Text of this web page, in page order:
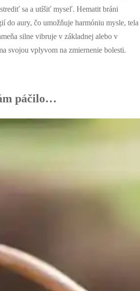
sa a utíšiť myseľ. Hematit bráni
do aury, čo umožňuje harmóniu mysle, tela
silne vibruje v základnej alebo v
svojou vplyvom na zmiernenie bolesti.
páčilo…